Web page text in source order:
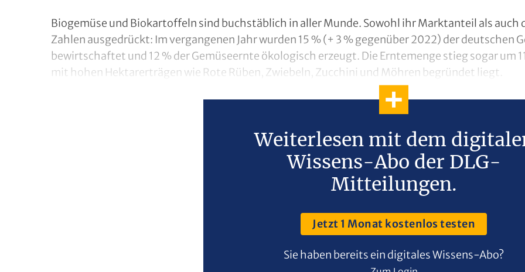
Biogemüse und Biokartoffeln sind buchstäblich in aller Munde. Sowohl ihr Marktanteil als auch
Zahlen ausgedrückt: Im vergangenen Jahr wurden 15 % (+ 3 % gegenüber 2022) der deutschen
bewirtschaftet und 12 % der Gemüseernte ökologisch erzeugt. Die Erntemenge stieg sogar um
mit hohen Hektarerträgen wie Rote Rüben, Zwiebeln, Zucchini und Möhren begründet liegt.
Weiterlesen mit dem
Wissens-Abo der DLG-
Mitteilungen.
Jetzt 1 Monat kostenlos testen
Sie haben bereits ein digitales Wissens-Abo?